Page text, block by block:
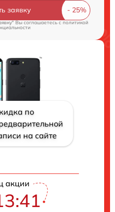
заявку
Вы соглашаетесь c политикой
по
на сайте
акции